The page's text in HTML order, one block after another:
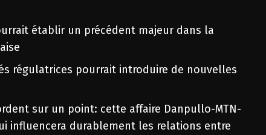
établir un précédent majeur dans la
régulatrices pourrait introduire de nouvelles
sur un point: cette affaire Danpullo-MTN-
influencera durablement les relations entre